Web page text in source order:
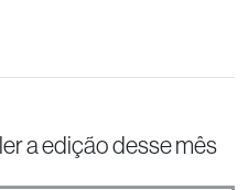
a edição desse mês